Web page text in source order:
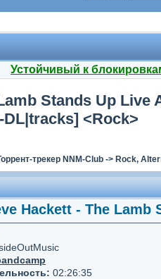
Устойчивый к
Stands Up Live
<Rock>
трекер NNM-Club -> Rock,
Hackett - The Lamb
02:26:35